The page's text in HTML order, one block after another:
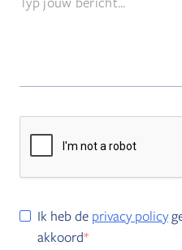
Ik heb de privacy policy
akkoord*